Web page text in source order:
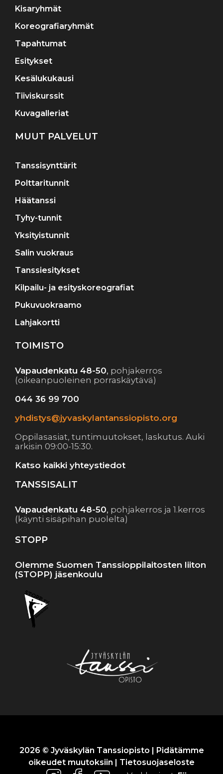
Kisaryhmät
Koreografiaryhmät
Tapahtumat
Esitykset
Kesälukukausi
Tiiviskurssit
Kuvagalleriat
MUUT PALVELUT
Tanssisynttärit
Polttaritunnit
Häätanssi
Tyhy-tunnit
Yksityistunnit
Salin vuokraus
Tanssiesitykset
Kilpailu- ja esityskoreografiat
Pukuvuokraamo
Lahjakortti
TOIMISTO
Vapaudenkatu 48-50, pohjakerros
(oikeanpuoleinen porraskäytävä)
044 36 99 700
yhdistys@jyvaskylantanssiopisto.org
Oppilasasiat, tuntimuutokset, laskutus. Auki
arkisin 09:00-15:30.
Katso kaikki yhteystiedot
TANSSISALIT
Vapaudenkatu 48-50, pohjakerros ja 1.kerros
(käynti sisäpihan puolelta)
STOPP
Olemme Suomen Tanssioppilaitosten liiton
(STOPP) jäsenkoulu
2026 © Jyväskylän Tanssiopisto | Pidätämme
oikeudet muutoksiin | Tietosuojaseloste